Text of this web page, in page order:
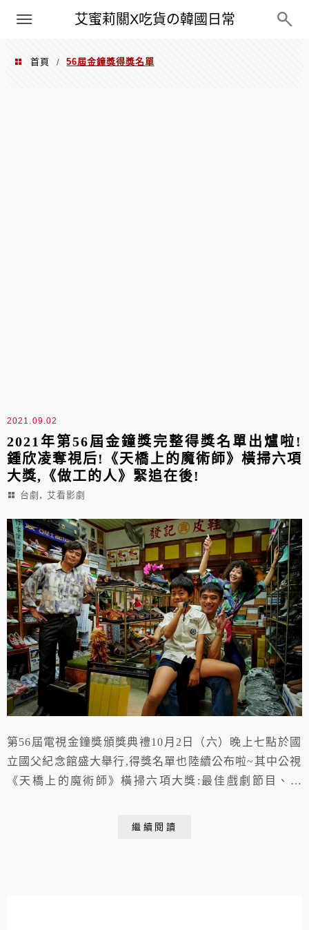
艾蜜莉關X吃貨の韓國日常
PXN
首頁 / 56屆金鐘獎得獎名單
2021.09.02
2021年第56屆金鐘獎完整得獎名單出爐啦!
鍾欣凌奪視后!《天橋上的魔術師》橫掃六項
大獎,《做工的人》緊追在後!
台劇 , 艾看影劇
第56屆電視金鐘獎頒獎典禮10月2日（六）晚上七點於國
立國父紀念館盛大舉行,得獎名單也陸續公布啦~其中公視
《天橋上的魔術師》橫掃六項大獎:最佳戲劇節目、導
繼續閱讀